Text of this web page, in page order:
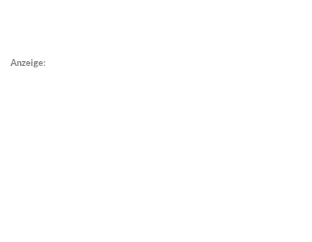
Anzeige: